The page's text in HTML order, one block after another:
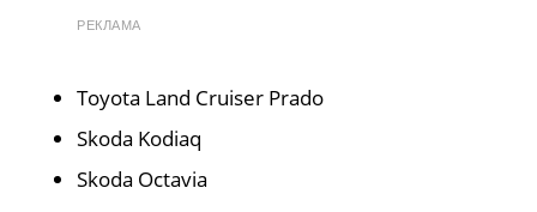
РЕКЛАМА
Toyota Land Cruiser Prado
Skoda Kodiaq
Skoda Octavia